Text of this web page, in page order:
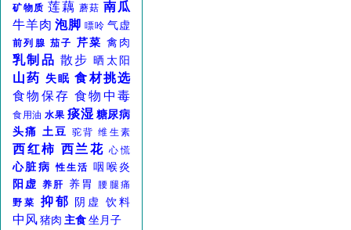
矿物质 莲藕 蘑菇 南瓜
牛羊肉 泡脚 嘌呤 气虚
前列腺 茄子 芹菜 禽肉
乳制品 散步 晒太阳
山药 失眠 食材挑选
食物保存 食物中毒
食用油 水果 痰湿 糖尿病
头痛 土豆 驼背 维生素
西红柿 西兰花 心慌
心脏病 性生活 咽喉炎
阳虚 养肝 养胃
腰腿痛
野菜
抑郁 阴虚 饮料
中风猪肉 主食坐月子